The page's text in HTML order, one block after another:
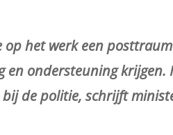
op het werk een
en ondersteuning
de politie, schrijft